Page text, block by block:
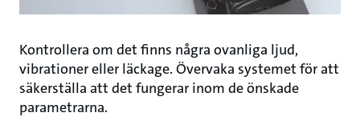
Kontrollera om det finns några ovanliga ljud,
vibrationer eller läckage. Övervaka systemet för att
säkerställa att det fungerar inom de önskade
parametrarna.